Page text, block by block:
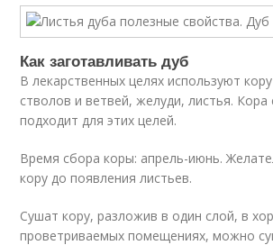
Как заготавливать дуб
В лекарственных целях используют
стволов и ветвей, желуди, листья.
подходит для этих целей.
Время сбора коры: апрель-июнь.
кору до появления листьев.
Сушат кору, разложив в один слой, в
проветриваемых помещениях, можно